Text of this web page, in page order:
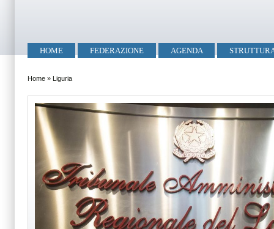
Menu principale
HOME FEDERAZIONE AGENDA
Tu sei qui
Home » Liguria